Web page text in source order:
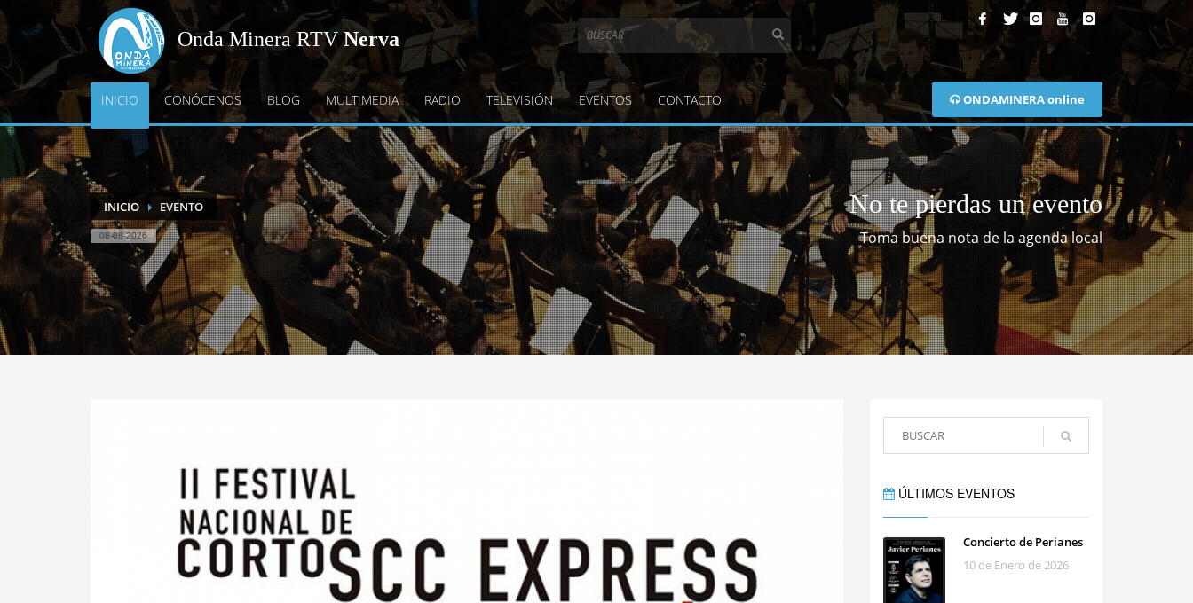
Onda Minera RTVNerva
ONDAMINERA online
INICIO CONÓCENOS BLOG MULTIMEDIA RADIO TELEVISIÓN EVENTOS CONTACTO
INICIO EVENTO
08-08-2026
No te pierdas un evento
Toma buena nota de la agenda local
ÚLTIMOS EVENTOS
Concierto de Perianes
10 de Enero de 2026